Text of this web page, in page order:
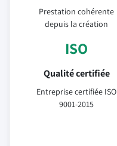
Prestation cohérente
depuis la création
ISO
Qualité certifiée
Entreprise certifiée ISO
9001-2015